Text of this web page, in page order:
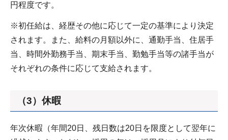
円程度です。
※初任給は、経歴その他に応じて一定の基準により決定
されます。また、給料の月額以外に、通勤手当、住居手
当、時間外勤務手当、期末手当、勤勉手当等の諸手当が
それぞれの条件に応じて支給されます。
（3）休暇
年次休暇（年間20日、残日数は20日を限度として翌年に